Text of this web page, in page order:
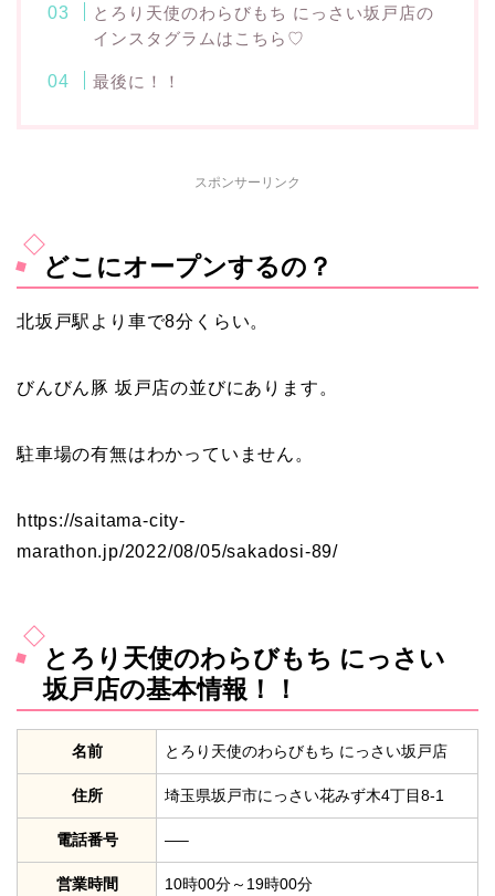
とろり天使のわらびもち にっさい坂戸店の
インスタグラムはこちら♡
最後に！！
スポンサーリンク
どこにオープンするの？
北坂戸駅より車で8分くらい。
びんびん豚 坂戸店の並びにあります。
駐車場の有無はわかっていません。
https://saitama-city-
marathon.jp/2022/08/05/sakadosi-89/
とろり天使のわらびもち にっさい
坂戸店の基本情報！！
名前 とろり天使のわらびもち にっさい坂戸店
住所 埼玉県坂戸市にっさい花みず木4丁目8-1
電話番号 —–
営業時間 10時00分～19時00分